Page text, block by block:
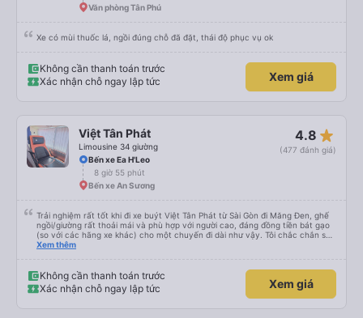
Văn phòng Tân Phú
Xe có mùi thuốc lá, ngồi đúng chỗ đã đặt, thái độ phục vụ ok
Không cần thanh toán trước
Xác nhận chỗ ngay lập tức
Xem giá
Việt Tân Phát
Limousine 34 giường
4.8 star_rate
(477 đánh giá)
Bến xe Ea H'Leo
8 giờ 55 phút
Bến xe An Sương
Trải nghiệm rất tốt khi đi xe buýt Việt Tân Phát từ Sài Gòn đi Măng Đen, ghế
ngồi/giường rất thoải mái và phù hợp với người cao, đáng đồng tiền bát gạo
(so với các hãng xe khác) cho một chuyến đi dài như vậy. Tôi chắc chắn sẽ
sử dụng lại sau.
Xem thêm
Không cần thanh toán trước
Xác nhận chỗ ngay lập tức
Xem giá